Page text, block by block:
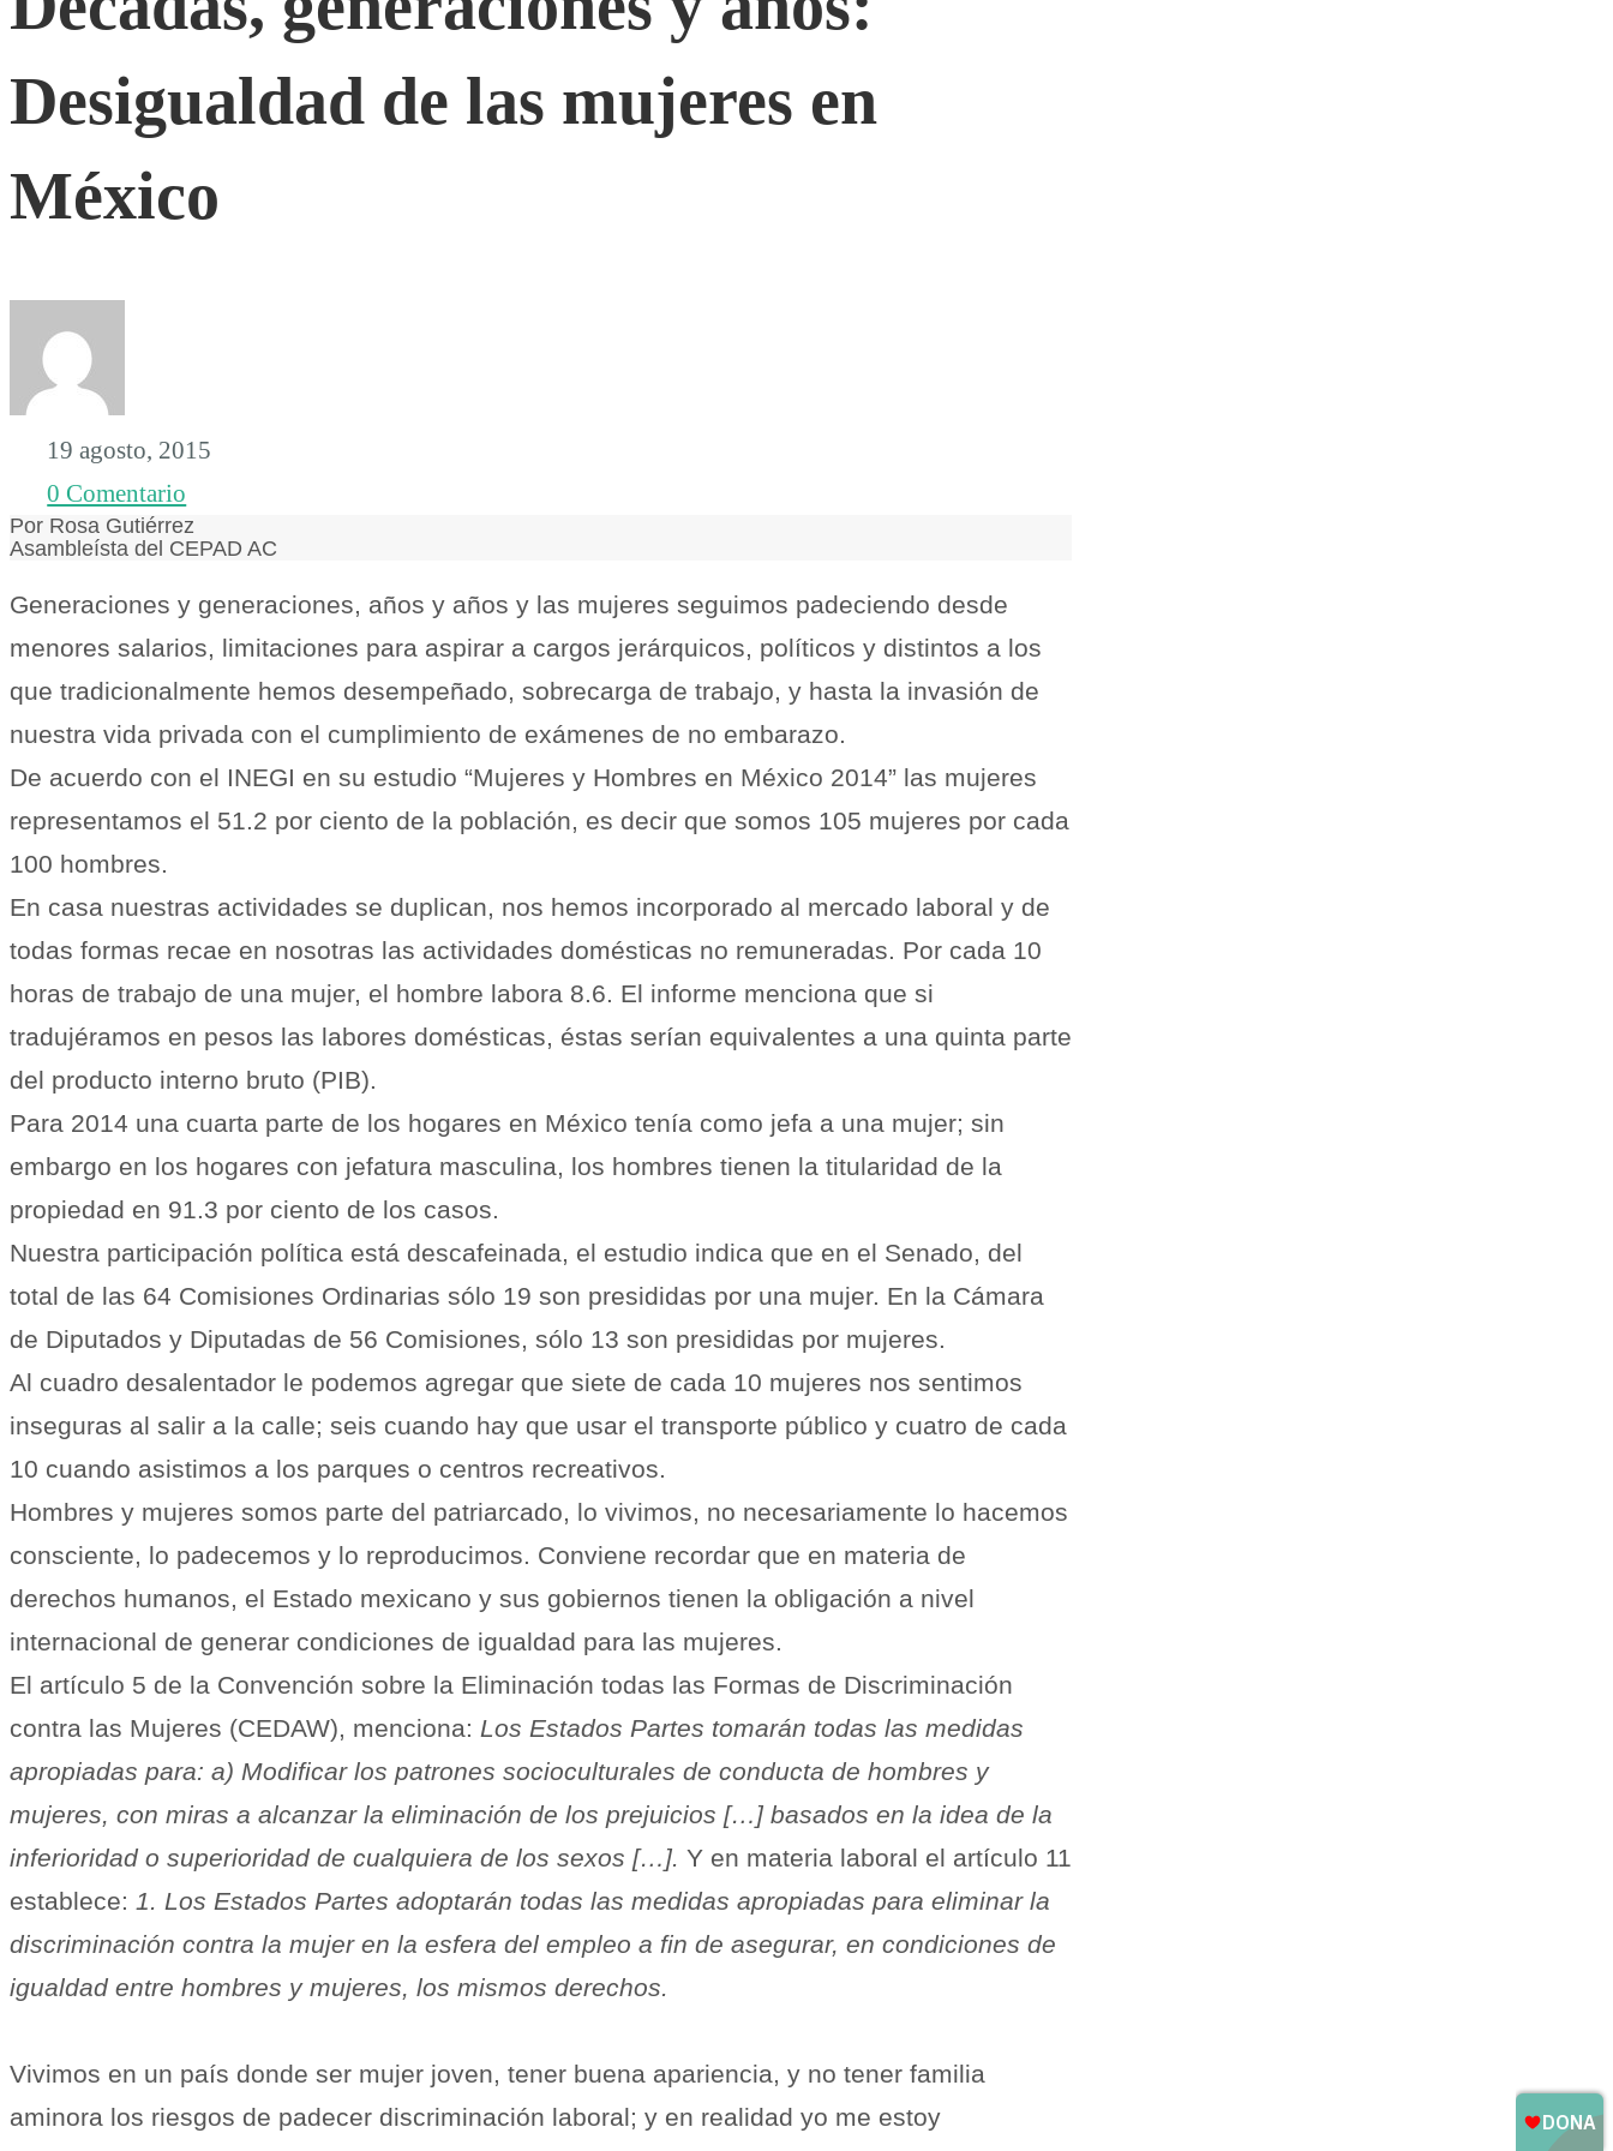
y
años:
Desigualdad
de
las
mujeres
en
México
Desigualdad de las mujeres en
México
19 agosto, 2015
0 Comentario
Por Rosa Gutiérrez
Asambleísta del CEPAD AC
Generaciones y generaciones, años y años y las mujeres seguimos padeciendo desde
menores salarios, limitaciones para aspirar a cargos jerárquicos, políticos y distintos a los
que tradicionalmente hemos desempeñado, sobrecarga de trabajo, y hasta la invasión de
nuestra vida privada con el cumplimiento de exámenes de no embarazo.
De acuerdo con el INEGI en su estudio “Mujeres y Hombres en México 2014” las mujeres
representamos el 51.2 por ciento de la población, es decir que somos 105 mujeres por cada
100 hombres.
En casa nuestras actividades se duplican, nos hemos incorporado al mercado laboral y de
todas formas recae en nosotras las actividades domésticas no remuneradas. Por cada 10
horas de trabajo de una mujer, el hombre labora 8.6. El informe menciona que si
tradujéramos en pesos las labores domésticas, éstas serían equivalentes a una quinta parte
del producto interno bruto (PIB).
Para 2014 una cuarta parte de los hogares en México tenía como jefa a una mujer; sin
embargo en los hogares con jefatura masculina, los hombres tienen la titularidad de la
propiedad en 91.3 por ciento de los casos.
Nuestra participación política está descafeinada, el estudio indica que en el Senado, del
total de las 64 Comisiones Ordinarias sólo 19 son presididas por una mujer. En la Cámara
de Diputados y Diputadas de 56 Comisiones, sólo 13 son presididas por mujeres.
Al cuadro desalentador le podemos agregar que siete de cada 10 mujeres nos sentimos
inseguras al salir a la calle; seis cuando hay que usar el transporte público y cuatro de cada
10 cuando asistimos a los parques o centros recreativos.
Hombres y mujeres somos parte del patriarcado, lo vivimos, no necesariamente lo hacemos
consciente, lo padecemos y lo reproducimos. Conviene recordar que en materia de
derechos humanos, el Estado mexicano y sus gobiernos tienen la obligación a nivel
internacional de generar condiciones de igualdad para las mujeres.
El artículo 5 de la Convención sobre la Eliminación todas las Formas de Discriminación
contra las Mujeres (CEDAW), menciona: Los Estados Partes tomarán todas las medidas
apropiadas para: a) Modificar los patrones socioculturales de conducta de hombres y
mujeres, con miras a alcanzar la eliminación de los prejuicios […] basados en la idea de la
inferioridad o superioridad de cualquiera de los sexos […]. Y en materia laboral el artículo 11
establece: 1. Los Estados Partes adoptarán todas las medidas apropiadas para eliminar la
discriminación contra la mujer en la esfera del empleo a fin de asegurar, en condiciones de
igualdad entre hombres y mujeres, los mismos derechos.
Vivimos en un país donde ser mujer joven, tener buena apariencia, y no tener familia
aminora los riesgos de padecer discriminación laboral; y en realidad yo me estoy